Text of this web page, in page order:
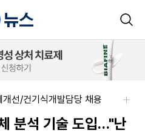
선/건기식개발담당 채용
분석 기술 도입…"난